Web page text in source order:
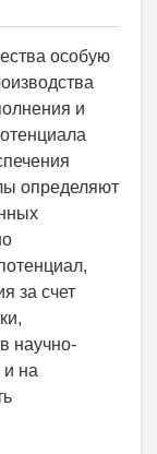
особую
и
определяют
за счет
научно-
и на